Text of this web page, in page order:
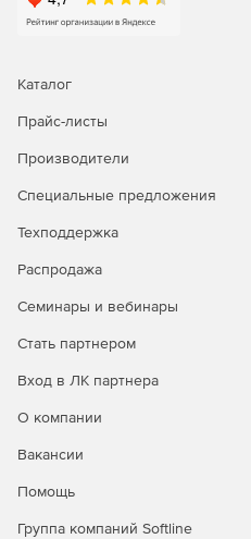
Каталог
Прайс-листы
Производители
Специальные предложения
Техподдержка
Распродажа
Семинары и вебинары
Стать партнером
Вход в ЛК партнера
О компании
Вакансии
Помощь
Группа компаний Softline